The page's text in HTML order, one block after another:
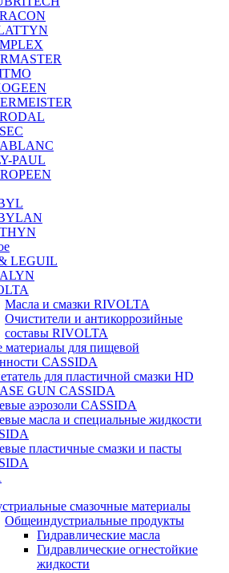
PAUL
LEGUIL
Масла и смазки RIVOLTA
Очистители и антикоррозийные
составы RIVOLTA
материалы для пищевой
CASSIDA
для пластичной смазки HD
GUN CASSIDA
аэрозоли CASSIDA
масла и специальные жидкости
пластичные смазки и пасты
смазочные материалы
Общеиндустриальные продукты
Гидравлические масла
Гидравлические огнестойкие
жидкости